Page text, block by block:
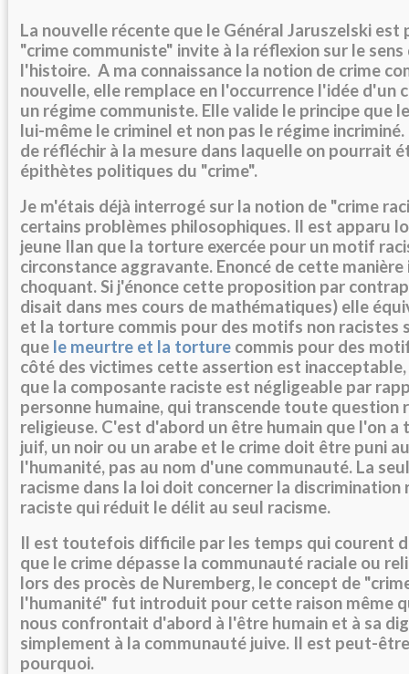
La nouvelle récente que le Général Jaruszelski est
"crime communiste" invite à la réflexion sur le sens
l'histoire. A ma connaissance la notion de crime
nouvelle, elle remplace en l'occurrence l'idée d'un
un régime communiste. Elle valide le principe que
lui-même le criminel et non pas le régime
de réfléchir à la mesure dans laquelle on pourrait
épithètes politiques du "crime".
Je m'étais déjà interrogé sur la notion de "crime
certains problèmes philosophiques. Il est apparu
jeune Ilan que la torture exercée pour un motif
circonstance aggravante. Enoncé de cette manière
choquant. Si j'énonce cette proposition par
disait dans mes cours de mathématiques) elle
et la torture commis pour des motifs non racistes
que le meurtre et la torture commis pour des
côté des victimes cette assertion est
que la composante raciste est négligeable par
personne humaine, qui transcende toute question
religieuse. C'est d'abord un être humain que l'on a
juif, un noir ou un arabe et le crime doit être puni
l'humanité, pas au nom d'une communauté. La
racisme dans la loi doit concerner la
raciste qui réduit le délit au seul racisme.
Il est toutefois difficile par les temps qui courent
que le crime dépasse la communauté raciale ou
lors des procès de Nuremberg, le concept de
l'humanité" fut introduit pour cette raison même
nous confrontait d'abord à l'être humain et à sa
simplement à la communauté juive. Il est peut-
pourquoi.